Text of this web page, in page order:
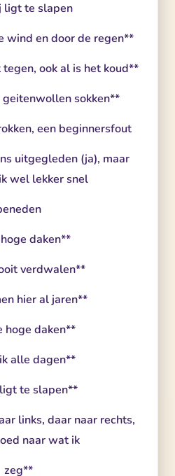
ligt te slapen
wind en door de regen**
ook al is het koud**
sokken**
een beginnersfout
uitgegleden (ja), maar
wel lekker snel
daken**
verdwalen**
hier al jaren**
hoge daken**
alle dagen**
te slapen**
links, daar naar rechts,
naar wat ik
zeg**